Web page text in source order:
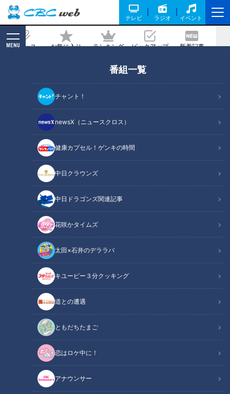
テレビ ラジオ イベント
ニュース お気に入り ランキング ピックアップ 新着記事
MENU
番組一覧
チャント！
newsX（ニュースクロス）
健康カプセル！ゲンキの時間
中日クラウンズ
中日ドラゴンズ関連記事
花咲かタイムズ
太田×石井のデララバ
キユーピー３分クッキング
道との遭遇
ともだちたまご
恋はロケ中に！
アナウンサー
ない特殊堤防に「すごいな！」ミキ興奮
の水害対策とは
2023/03/17 18:41
道との遭遇
「道との遭遇」記事
ミキの昴生と亜生の2人がMCを務める『道との遭遇』。全国
の道に特化したVTRをミキが様々な視点で楽しんでいきます。
今回は全国100万キロ以上の道を巡ってきた道マニア歴25年の
鹿取茂雄さんと、岐阜県にある“堤防道路”を巡ります。